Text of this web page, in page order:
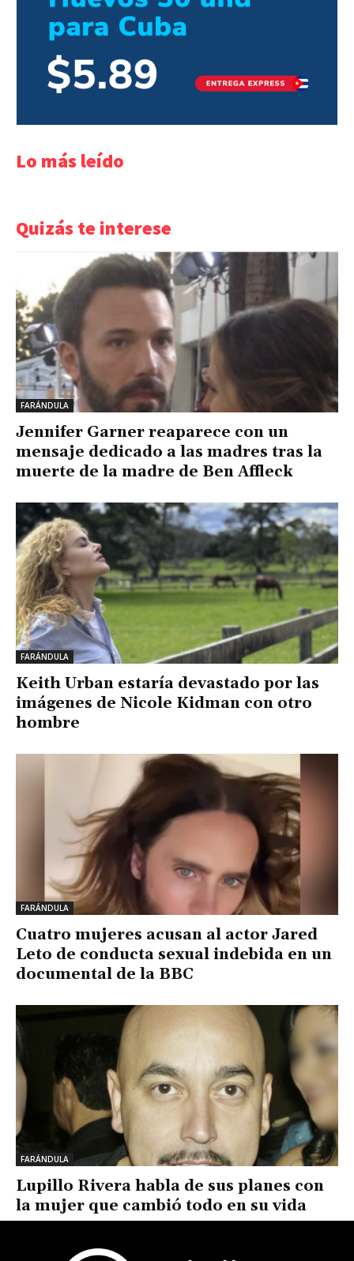
Lo más leído
Quizás te interese
FARÁNDULA
Jennifer Garner reaparece con un
mensaje dedicado a las madres tras la
muerte de la madre de Ben Affleck
FARÁNDULA
Keith Urban estaría devastado por las
imágenes de Nicole Kidman con otro
hombre
FARÁNDULA
Cuatro mujeres acusan al actor Jared
Leto de conducta sexual indebida en un
documental de la BBC
FARÁNDULA
Lupillo Rivera habla de sus planes con
la mujer que cambió todo en su vida